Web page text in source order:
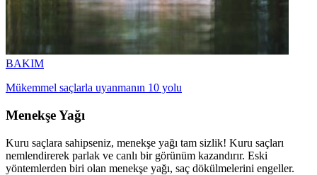
BAKIM
Mükemmel saçlarla uyanmanın 10 yolu
Menekşe Yağı
Kuru saçlara sahipseniz, menekşe yağı tam sizlik! Kuru saçları
nemlendirerek parlak ve canlı bir görünüm kazandırır. Eski
yöntemlerden biri olan menekşe yağı, saç dökülmelerini engeller.